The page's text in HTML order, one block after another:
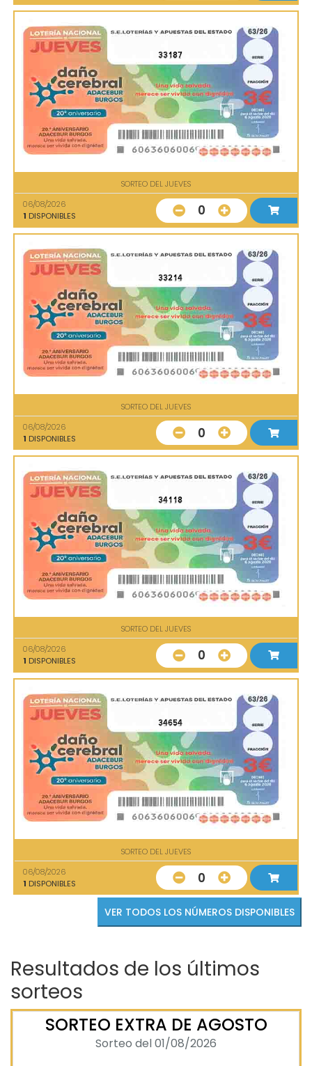
33187
SORTEO DEL JUEVES
06/08/2026
1 DISPONIBLES 0
33214
SORTEO DEL JUEVES
06/08/2026
1 DISPONIBLES 0
34118
SORTEO DEL JUEVES
06/08/2026
1 DISPONIBLES 0
34654
SORTEO DEL JUEVES
06/08/2026
1 DISPONIBLES 0
VER TODOS LOS NÚMEROS DISPONIBLES
Resultados de los últimos
sorteos
SORTEO EXTRA DE AGOSTO
Sorteo del 01/08/2026